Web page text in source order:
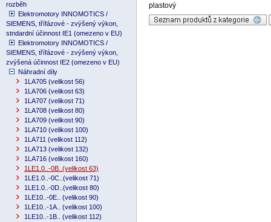
rozběh
Elektromotory INNOMOTICS /
SIEMENS, třífázové - zvýšený výkon,
stndardní účinnost IE1 (omezeno v EU)
Elektromotory INNOMOTICS /
SIEMENS, třífázové - zvýšený výkon,
zvýšená účinnost IE2 (omezeno v EU)
Náhradní díly
1LA705 (velikost 56)
1LA706 (velikost 63)
1LA707 (velikost 71)
1LA708 (velikost 80)
1LA709 (velikost 90)
1LA710 (velikost 100)
1LA711 (velikost 112)
1LA713 (velikost 132)
1LA716 (velikost 160)
1LE1.0..-0B..(velikost 63)
1LE1.0..-0C..(velikost 71)
1LE1.0..-0D..(velikost 80)
1LE10..-0E.. (velikost 90)
1LE10..-1A.. (velikost 100)
1LE10..-1B.. (velikost 112)
plastový